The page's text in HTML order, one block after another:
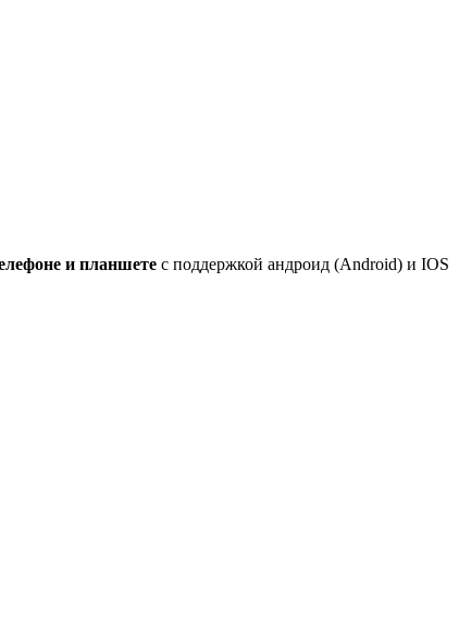
и планшете с поддержкой андроид (Android) и IOS